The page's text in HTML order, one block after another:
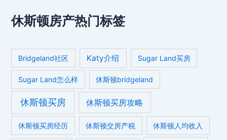
休斯顿房产热门标签
Bridgeland社区 Katy介绍 Sugar Land买房
Sugar Land怎么样 休斯顿bridgeland
休斯顿买房 休斯顿买房攻略
休斯顿买房经历 休斯顿交房产税 休斯顿人均收入